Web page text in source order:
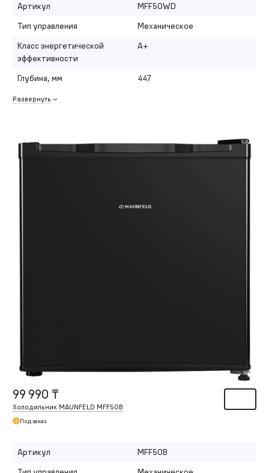
Артикул
MFF50WD
Тип управления
Механическое
Класс энергетической
эффективности
A+
Глубина, мм 447
Развернуть
99 990 ₸
Холодильник MAUNFELD MFF50B
Под заказ
Артикул
MFF50B